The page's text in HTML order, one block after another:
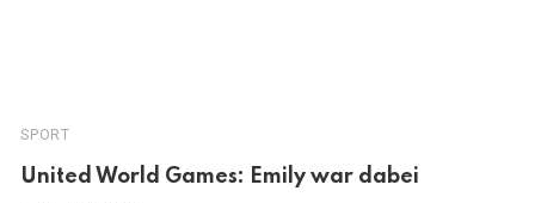
SPORT
United World Games: Emily war dabei